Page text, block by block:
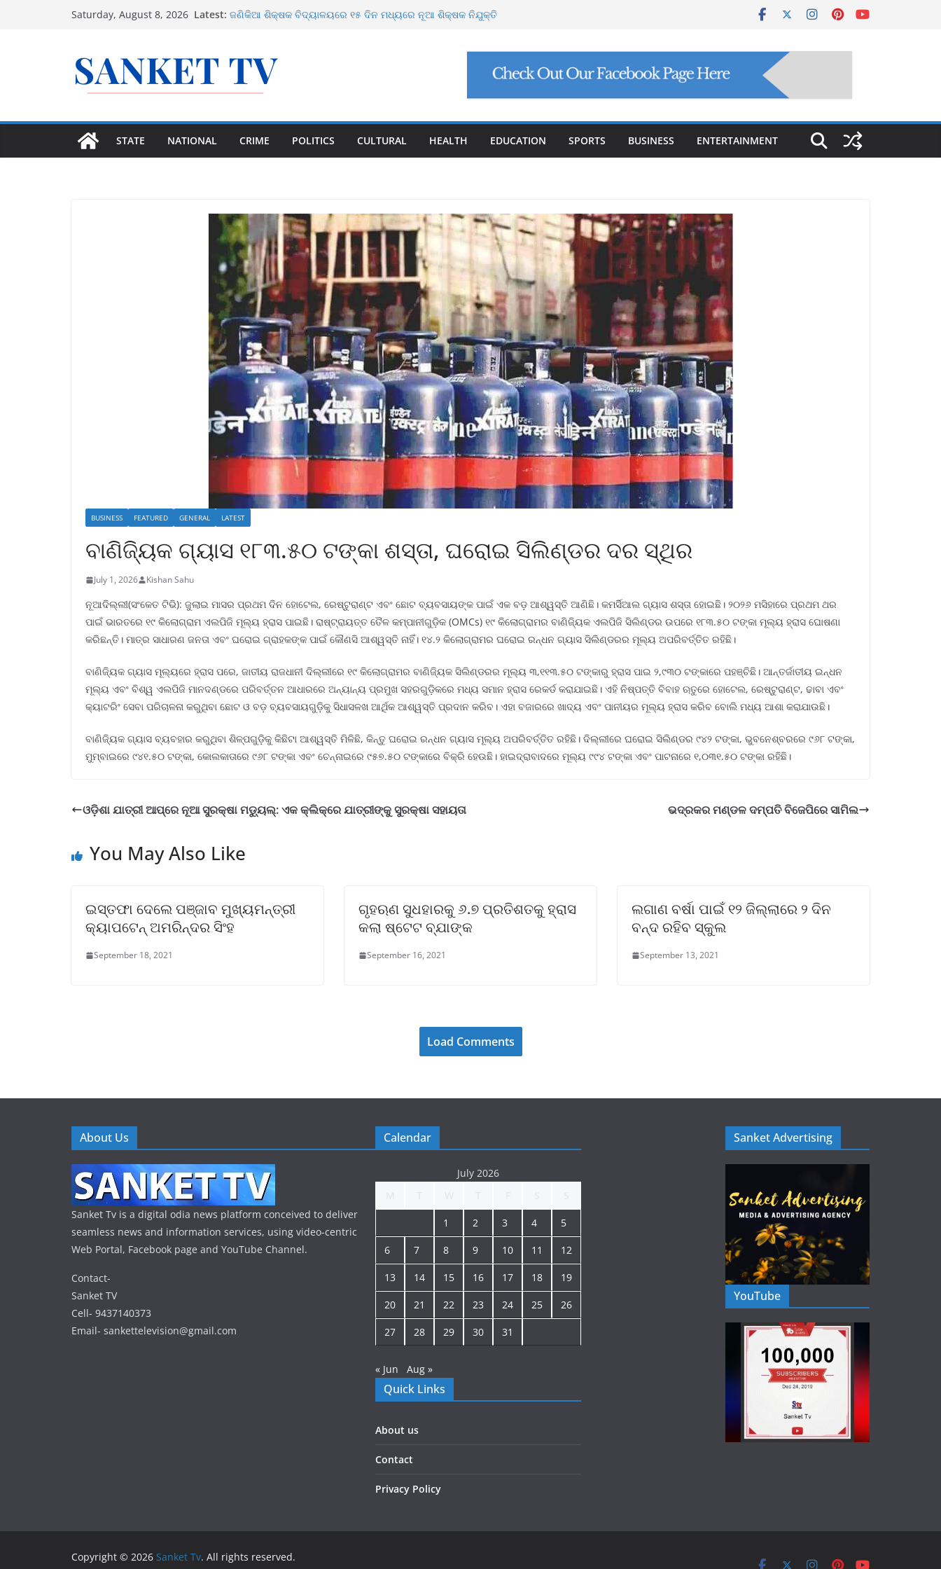
Saturday, August 8, 2026 Latest: ଉତ୍ତର ଓଡ଼ିଶାରେ ସମ୍ଭାବ୍ୟ ବନ୍ୟା ମୁକାବିଲା ପାଇଁ ସରକାର ପ୍ରସ୍ତୁତ
ଜଣିକିଆ ଶିକ୍ଷକ ବିଦ୍ୟାଳୟରେ ୧୫ ଦିନ ମଧ୍ୟରେ ନୂଆ ଶିକ୍ଷକ ନିଯୁକ୍ତି
ଜାତୀୟ ରାଜପଥର ବୁଲା ଗୋରୁଙ୍କ ପାଇଁ ଗୋଶାଳା ନିର୍ମାଣ କରିବ ଓଡ଼ିଶା
ସରକାର
୫ ବର୍ଷୀୟା ବିରଳ କଳା ବାଘୁଣୀ ଶିମିଳିପାଳରେ ମୃତ
୧୪ ଅଗଷ୍ଟରେ ବଙ୍ଗୋପସାଗରରେ ଆଉ ଏକ ଲଘୁଚାପ ସମ୍ଭାବନା
STATE NATIONAL CRIME POLITICS CULTURAL HEALTH EDUCATION SPORTS BUSINESS ENTERTAINMENT
BUSINESS FEATURED GENERAL LATEST
ବାଣିଜ୍ୟିକ ଗ୍ୟାସ ୧୮୩.୫୦ ଟଙ୍କା ଶସ୍ତା, ଘରୋଇ ସିଲିଣ୍ଡର ଦର ସ୍ଥିର
July 1, 2026 Kishan Sahu
ନୂଆଦିଲ୍ଲୀ(ସଂକେତ ଟିଭି): ଜୁଲାଇ ମାସର ପ୍ରଥମ ଦିନ ହୋଟେଲ, ରେଷ୍ଟୁରାଣ୍ଟ ଏବଂ ଛୋଟ ବ୍ୟବସାୟଙ୍କ ପାଇଁ ଏକ ବଡ଼ ଆଶ୍ୱସ୍ତି ଆଣିଛି। କମର୍ସିଆଲ ଗ୍ୟାସ ଶସ୍ତା ହୋଇଛି। ୨୦୨୬ ମସିହାରେ ପ୍ରଥମ ଥର
ପାଇଁ ଭାରତରେ ୧୯ କିଲୋଗ୍ରାମ ଏଲପିଜି ମୂଲ୍ୟ ହ୍ରାସ ପାଇଛି। ରାଷ୍ଟ୍ରାୟତ୍ତ ତୈଳ କମ୍ପାନୀଗୁଡ଼ିକ (OMCs) ୧୯ କିଲୋଗ୍ରାମର ବାଣିଜ୍ୟିକ ଏଲପିଜି ସିଲିଣ୍ଡର ଉପରେ ୧୮୩.୫୦ ଟଙ୍କା ମୂଲ୍ୟ ହ୍ରାସ ଘୋଷଣା
କରିଛନ୍ତି। ମାତ୍ର ସାଧାରଣ ଜନତା ଏବଂ ଘରୋଇ ଗ୍ରାହକଙ୍କ ପାଇଁ କୌଣସି ଆଶ୍ୱସ୍ତି ନାହିଁ। ୧୪.୨ କିଲୋଗ୍ରାମର ଘରୋଇ ରନ୍ଧନ ଗ୍ୟାସ ସିଲିଣ୍ଡରର ମୂଲ୍ୟ ଅପରିବର୍ତ୍ତିତ ରହିଛି।
ବାଣିଜ୍ୟିକ ଗ୍ୟାସ ମୂଲ୍ୟରେ ହ୍ରାସ ପରେ, ଜାତୀୟ ରାଜଧାନୀ ଦିଲ୍ଲୀରେ ୧୯ କିଲୋଗ୍ରାମର ବାଣିଜ୍ୟିକ ସିଲିଣ୍ଡରର ମୂଲ୍ୟ ୩,୧୧୩.୫୦ ଟଙ୍କାରୁ ହ୍ରାସ ପାଇ ୨,୯୩୦ ଟଙ୍କାରେ ପହଞ୍ଚିଛି। ଆନ୍ତର୍ଜାତୀୟ ଇନ୍ଧନ
ମୂଲ୍ୟ ଏବଂ ବିଶ୍ୱ ଏଲପିଜି ମାନଦଣ୍ଡରେ ପରିବର୍ତ୍ତନ ଆଧାରରେ ଅନ୍ୟାନ୍ୟ ପ୍ରମୁଖ ସହରଗୁଡ଼ିକରେ ମଧ୍ୟ ସମାନ ହ୍ରାସ ରେକର୍ଡ କରାଯାଇଛି। ଏହି ନିଷ୍ପତ୍ତି ବିବାହ ଋତୁରେ ହୋଟେଲ, ରେଷ୍ଟୁରାଣ୍ଟ, ଢାବା ଏବଂ
କ୍ୟାଟରିଂ ସେବା ପରିଚାଳନା କରୁଥିବା ଛୋଟ ଓ ବଡ଼ ବ୍ୟବସାୟଗୁଡ଼ିକୁ ସିଧାସଳଖ ଆର୍ଥିକ ଆଶ୍ୱସ୍ତି ପ୍ରଦାନ କରିବ। ଏହା ବଜାରରେ ଖାଦ୍ୟ ଏବଂ ପାନୀୟର ମୂଲ୍ୟ ହ୍ରାସ କରିବ ବୋଲି ମଧ୍ୟ ଆଶା କରାଯାଉଛି।
ବାଣିଜ୍ୟିକ ଗ୍ୟାସ ବ୍ୟବହାର କରୁଥିବା ଶିଳ୍ପଗୁଡ଼ିକୁ କିଛିଟା ଆଶ୍ୱସ୍ତି ମିଳିଛି, କିନ୍ତୁ ଘରୋଇ ରନ୍ଧନ ଗ୍ୟାସ ମୂଲ୍ୟ ଅପରିବର୍ତ୍ତିତ ରହିଛି। ଦିଲ୍ଲୀରେ ଘରୋଇ ସିଲିଣ୍ଡର ୯୪୨ ଟଙ୍କା, ଭୁବନେଶ୍ବରରେ ୯୬୮ ଟଙ୍କା,
ମୁମ୍ବାଇରେ ୯୪୧.୫୦ ଟଙ୍କା, କୋଲକାତାରେ ୯୬୮ ଟଙ୍କା ଏବଂ ଚେନ୍ନାଇରେ ୯୫୭.୫୦ ଟଙ୍କାରେ ବିକ୍ରି ହେଉଛି। ହାଇଦ୍ରାବାଦରେ ମୂଲ୍ୟ ୯୯୪ ଟଙ୍କା ଏବଂ ପାଟନାରେ ୧,୦୩୧.୫୦ ଟଙ୍କା ରହିଛି।
ଓଡ଼ିଶା ଯାତ୍ରୀ ଆପ୍‌ରେ ନୂଆ ସୁରକ୍ଷା ମଡ୍ୟୁଲ୍: ଏକ କ୍ଲିକ୍‌ରେ ଯାତ୍ରୀଙ୍କୁ ସୁରକ୍ଷା ସହାୟତା ଭଦ୍ରକର ମଣ୍ଡଳ ଦମ୍ପତି ବିଜେପିରେ ସାମିଲ
You May Also Like
ଇସ୍ତଫା ଦେଲେ ପଞ୍ଜାବ ମୁଖ୍ୟମନ୍ତ୍ରୀ
କ୍ୟାପଟେନ୍‌ ଅମରିନ୍ଦର ସିଂହ
September 18, 2021
ଗୃହଋଣ ସୁଧହାରକୁ ୬.୭ ପ୍ରତିଶତକୁ ହ୍ରାସ
କଲା ଷ୍ଟେଟ ବ୍ଯାଙ୍କ
September 16, 2021
ଲଗାଣ ବର୍ଷା ପାଇଁ ୧୨ ଜିଲ୍ଲାରେ ୨ ଦିନ
ବନ୍ଦ ରହିବ ସ୍କୁଲ
September 13, 2021
Load Comments
About Us
Sanket Tv is a digital odia news platform conceived to deliver
seamless news and information services, using video-centric
Web Portal, Facebook page and YouTube Channel.
Contact-
Sanket TV
Cell- 9437140373
Email- sankettelevision@gmail.com
Calendar
July 2026
1 2 3 4 5
6 7 8 9 10 11 12
13 14 15 16 17 18 19
20 21 22 23 24 25 26
27 28 29 30 31
« Jun Aug »
Quick Links
About us
Contact
Privacy Policy
Sanket Advertising
YouTube
Copyright © 2026 Sanket Tv. All rights reserved.